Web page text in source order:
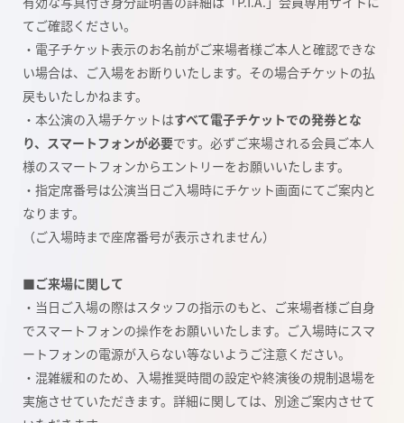
てご確認ください。
・電子チケット表示のお名前がご来場者様ご本人と確認できな
い場合は、ご入場をお断りいたします。その場合チケットの払
戻もいたしかねます。
・本公演の入場チケットはすべて電子チケットでの発券とな
り、スマートフォンが必要です。 必ずご来場される会員ご本人
様のスマートフォンからエントリーをお願いいたします。
・指定席番号は公演当日ご入場時にチケット画面にてご案内と
なります。
（ご入場時まで座席番号が表示されません）
■ご来場に関して
・当日ご入場の際はスタッフの指示のもと、ご来場者様ご自身
でスマートフォンの操作をお願いいたします。ご入場時にスマ
ートフォンの電源が入らない等ないようご注意ください。
・混雑緩和のため、入場推奨時間の設定や終演後の規制退場を
実施させていただきます。詳細に関しては、別途ご案内させて